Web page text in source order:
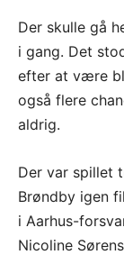
Der skulle gå
i gang. Det
efter at være
også flere
aldrig.
Der var spillet
Brøndby igen
i Aarhus-
Nicoline